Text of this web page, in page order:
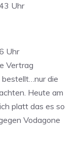
Uhr
Uhr
Vertrag
die
Heute am
platt das es so
Vodagone